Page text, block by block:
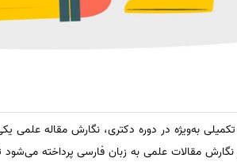
به‌ویژه در دوره دکتری، نگارش مقاله علمی
مقالات علمی به زبان فارسی پرداخته می‌شود